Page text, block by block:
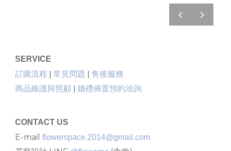
prev next
SERVICE
訂購流程
常見問題 售後服務
商品維護與照顧 婚禮佈置預約洽詢
CONTACT US
E-mail flowerspace.2014@gmail.com